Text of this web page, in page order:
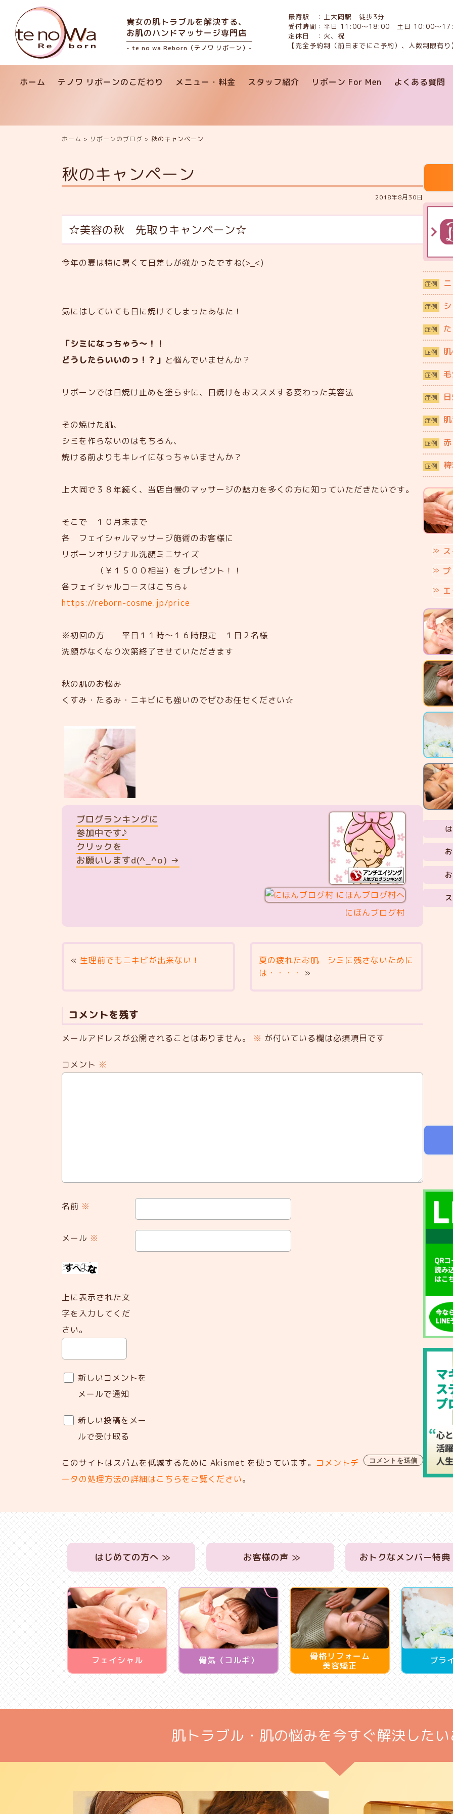
貴女の肌トラブルを解決する、
お肌のハンドマッサージ専門店
- te no wa Reborn（テノワ リボーン）-
最寄駅 ：上大岡駅 徒歩3分
受付時間：平日 11:00〜18:00 土日 10:00〜
定休日 ：火、祝
【完全予約制（前日までにご予約）、人数制限有り
ホーム テノワ リボーンのこだわり メニュー・料金 スタッフ紹介 リボーン For Men よくある質問
ホーム > リボーンのブログ > 秋のキャンペーン
秋のキャンペーン
2018年8月30日
☆美容の秋 先取りキャンペーン☆
今年の夏は特に暑くて日差しが強かったですね(>_<)
気にはしていても日に焼けてしまったあなた！
「シミになっちゃう～！！
どうしたらいいのっ！？」 と悩んでいませんか？
リボーンでは日焼け止めを塗らずに、日焼けをおススメする変わった美容法
その焼けた肌、
シミを作らないのはもちろん、
焼ける前よりもキレイになっちゃいませんか？
上大岡で３８年続く、当店自慢のマッサージの魅力を多くの方に知っていただきたいです。
そこで
１０月末まで
各 フェイシャルマッサージ施術のお客様に
リボーンオリジナル洗顔ミニサイズ
（￥１５００相当）をプレゼント！！
各フェイシャルコースはこちら↓
https://reborn-cosme.jp/price
※初回の方 平日１１時～１６時限定 １日２名様
洗顔がなくなり次第終了させていただきます
秋の肌のお悩み
くすみ・たるみ・ニキビにも強いのでぜひお任せください☆
ブログランキングに
参加中です♪
クリックを
お願いしますd(^_^o) →
にほんブログ村
« 生理前でもニキビが出来ない！
夏の疲れたお肌 シミに残さないために
は・・・・
»
コメントを残す
メールアドレスが公開されることはありません。 ※ が付いている欄は必須項目です
コメント ※
名前 ※
メール ※
上に表示された文
字を入力してくだ
さい。
新しいコメントを
メールで通知
新しい投稿をメー
ルで受け取る
このサイトはスパムを低減するために Akismet を使っています。 コメントデ
ータの処理方法の詳細はこちらをご覧ください。
症例
症例
症例
症例
症例
症例
症例
症例
症例
はじめての方へ ≫ お客様の声 ≫ おトクなメンバー特
フェイシャル 骨気（コルギ）
骨格リフォーム
美容矯正
ブラ
肌トラブル・肌の悩みを今すぐ解決した